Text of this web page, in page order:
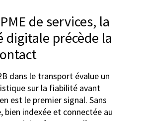
de services, la
précède la
dans le transport évalue un
sur la fiabilité avant
est le premier signal. Sans
bien indexée et connectée au